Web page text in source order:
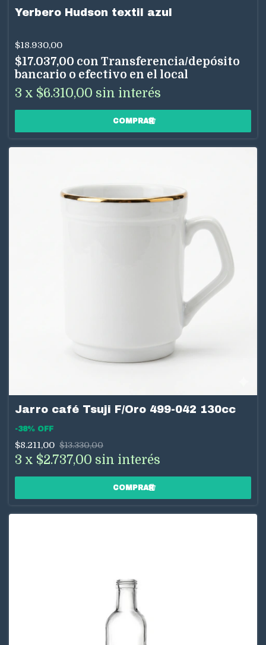
Yerbero Hudson textil azul
$18.930,00
$17.037,00 con Transferencia/depósito
bancario o efectivo en el local
3 x $6.310,00 sin interés
Jarro café Tsuji F/Oro 499-042 130cc
-38% OFF
$8.211,00 $13.330,00
3 x $2.737,00 sin interés